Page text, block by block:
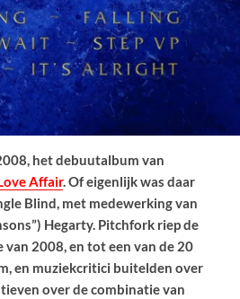
het debuutalbum van
Affair. Of eigenlijk was daar
Blind, met medewerking van
Hegarty. Pitchfork riep de
2008, en tot een van de 20
en muziekcritici buitelden over
over de combinatie van